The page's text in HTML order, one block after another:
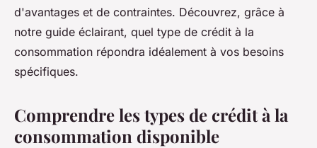
d'avantages et de contraintes. Découvrez, grâce à
notre guide éclairant, quel type de crédit à la
consommation répondra idéalement à vos besoins
spécifiques.
Comprendre les types de crédit à la
consommation disponible